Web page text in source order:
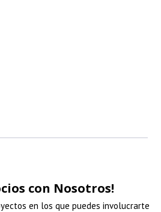
con Nosotros!
en los que puedes involucrarte